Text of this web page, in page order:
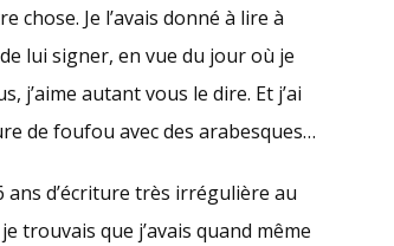
chose. Je l’avais donné à lire à
lui signer, en vue du jour où je
j’aime autant vous le dire. Et j’ai
de foufou avec des arabesques…
ans d’écriture très irrégulière au
trouvais que j’avais quand même